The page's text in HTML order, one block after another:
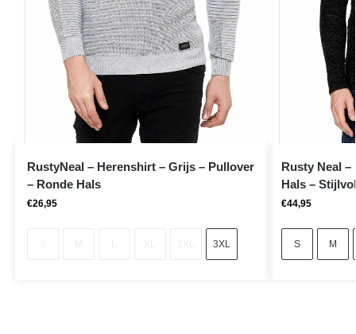
RustyNeal – Herenshirt – Grijs – Pullover
– Ronde Hals
€26,95
3XL
Rusty Neal
Hals – Stijlvol
€44,95
S M